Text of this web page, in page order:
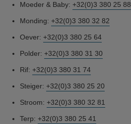
Moeder & Baby: +32(0)3 380 25 88
Monding: +32(0)3 380 32 82
Oever: +32(0)3 380 25 64
Polder: +32(0)3 380 31 30
Rif: +32(0)3 380 31 74
Steiger: +32(0)3 380 25 20
Stroom: +32(0)3 380 32 81
Terp: +32(0)3 380 25 41